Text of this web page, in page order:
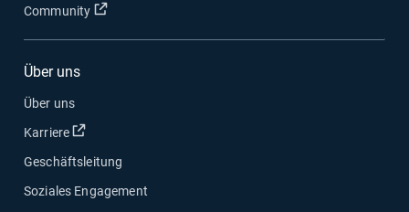
Community In neuem Fenster öffnen
Über uns
Über uns
Karriere
In neuem Fenster öffnen
Geschäftsleitung
Soziales Engagement